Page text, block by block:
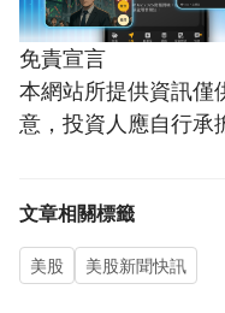
免責宣言
本網站所提供資訊僅
意，投資人應自行承
文章相關標籤
美股 美股新聞快訊